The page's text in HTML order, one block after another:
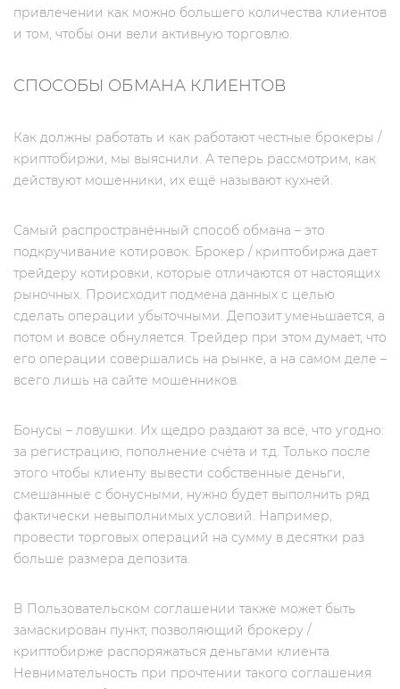
привлечении как можно большего количества клиентов
и том, чтобы они вели активную торговлю.
СПОСОБЫ ОБМАНА КЛИЕНТОВ
Как должны работать и как работают честные брокеры /
криптобиржи, мы выяснили. А теперь рассмотрим, как
действуют мошенники, их ещё называют кухней.
Самый распространённый способ обмана – это
подкручивание котировок. Брокер / криптобиржа дает
трейдеру котировки, которые отличаются от настоящих
рыночных. Происходит подмена данных с целью
сделать операции убыточными. Депозит уменьшается, а
потом и вовсе обнуляется. Трейдер при этом думает, что
его операции совершались на рынке, а на самом деле –
всего лишь на сайте мошенников.
Бонусы – ловушки. Их щедро раздают за всё, что угодно:
за регистрацию, пополнение счёта и т.д. Только после
этого чтобы клиенту вывести собственные деньги,
смешанные с бонусными, нужно будет выполнить ряд
фактически невыполнимых условий. Например,
провести торговых операций на сумму в десятки раз
больше размера депозита.
В Пользовательском соглашении также может быть
замаскирован пункт, позволяющий брокеру /
криптобирже распоряжаться деньгами клиента.
Невнимательность при прочтении такого соглашения